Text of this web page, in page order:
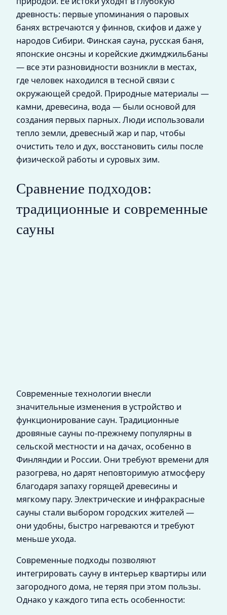
древность: первые упоминания о паровых
банях встречаются у финнов, скифов и даже у
народов Сибири. Финская сауна, русская баня,
японские онсэны и корейские джимджильбаны
— все эти разновидности возникли в местах,
где человек находился в тесной связи с
окружающей средой. Природные материалы —
камни, древесина, вода — были основой для
создания первых парных. Люди использовали
тепло земли, древесный жар и пар, чтобы
очистить тело и дух, восстановить силы после
физической работы и суровых зим.
Сравнение подходов:
традиционные и современные
сауны
Современные технологии внесли
значительные изменения в устройство и
функционирование саун. Традиционные
дровяные сауны по-прежнему популярны в
сельской местности и на дачах, особенно в
Финляндии и России. Они требуют времени для
разогрева, но дарят неповторимую атмосферу
благодаря запаху горящей древесины и
мягкому пару. Электрические и инфракрасные
сауны стали выбором городских жителей —
они удобны, быстро нагреваются и требуют
меньше ухода.
Современные подходы позволяют
интегрировать сауну в интерьер квартиры или
загородного дома, не теряя при этом пользы.
Однако у каждого типа есть особенности: